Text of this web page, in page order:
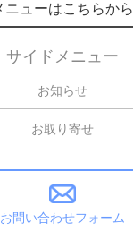
ニューはこちらから
サイドメニュー
お知らせ
お取り寄せ
お問い合わせフォーム